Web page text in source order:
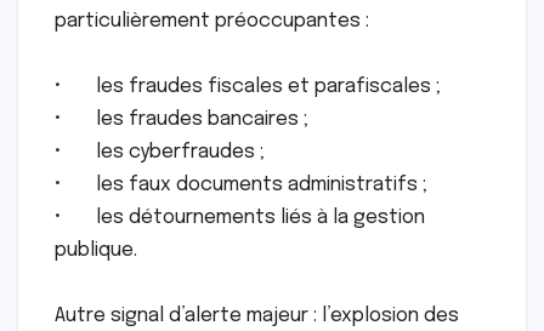
particulièrement préoccupantes :
• les fraudes fiscales et parafiscales ;
• les fraudes bancaires ;
• les cyberfraudes ;
• les faux documents administratifs ;
• les détournements liés à la gestion
publique.
Autre signal d’alerte majeur : l’explosion des